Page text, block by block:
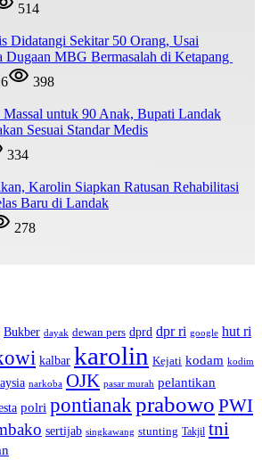
514
Didatangi Sekitar 50 Orang, Usai
Dugaan MBG Bermasalah di Ketapang
398
Massal untuk 90 Anak, Bupati Landak
Sesuai Standar Medis
334
Karolin Siapkan Ratusan Rehabilitasi
Baru di Landak
278
Bukber dayak dewan pers dprd dpr ri google hut ri
kalbar karolin Kejati kodam kodim
narkoba OJK pasar murah pelantikan
polri pontianakprabowo PWI
sertijab singkawang stunting Takjil tni